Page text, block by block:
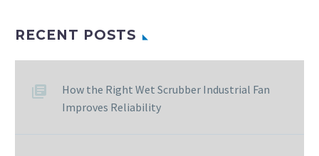
RECENT POSTS
How the Right Wet Scrubber Industrial Fan
Improves Reliability